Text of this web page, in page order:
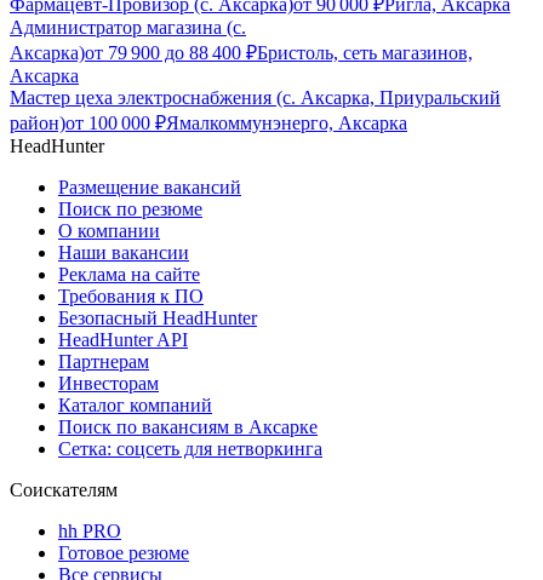
Фармацевт-Провизор (с. Аксарка)от 90 000 ₽Ригла, Аксарка
Администратор магазина (с.
Аксарка)от 79 900 до 88 400 ₽Бристоль, сеть магазинов,
Аксарка
Мастер цеха электроснабжения (с. Аксарка, Приуральский
район)от 100 000 ₽Ямалкоммунэнерго, Аксарка
HeadHunter
Размещение вакансий
Поиск по резюме
О компании
Наши вакансии
Реклама на сайте
Требования к ПО
Безопасный HeadHunter
HeadHunter API
Партнерам
Инвесторам
Каталог компаний
Поиск по вакансиям в Аксарке
Сетка: соцсеть для нетворкинга
Соискателям
hh PRO
Готовое резюме
Все сервисы